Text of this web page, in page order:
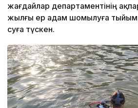
жағдайлар департаментінің
жылғы ер адам шомылуға
суға түскен.